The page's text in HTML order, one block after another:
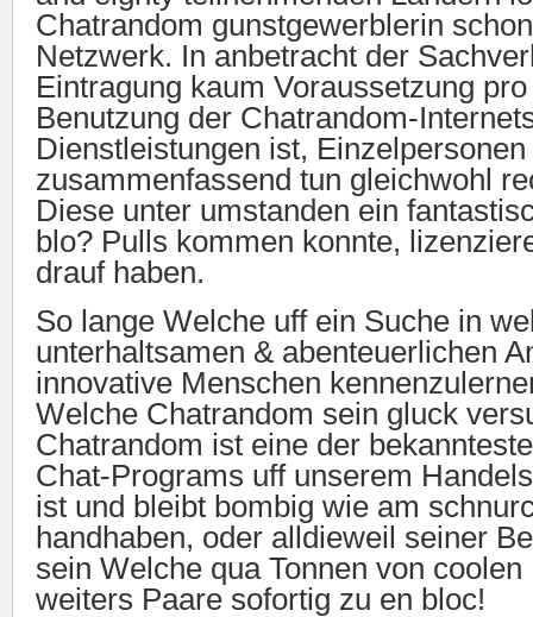
Chatrandom gunstgewerblerin
Netzwerk. In anbetracht der
Eintragung kaum Voraussetzung
Benutzung der Chatrandom-
Dienstleistungen ist,
zusammenfassend tun gleichwohl
Diese unter umstanden ein
blo? Pulls kommen konnte,
drauf haben.
So lange Welche uff ein Suche in
unterhaltsamen & abenteuerlichen
innovative Menschen
Welche Chatrandom sein gluck
Chatrandom ist eine der
Chat-Programs uff unserem
ist und bleibt bombig wie am
handhaben, oder alldieweil seiner
sein Welche qua Tonnen von
weiters Paare sofortig zu en bloc!